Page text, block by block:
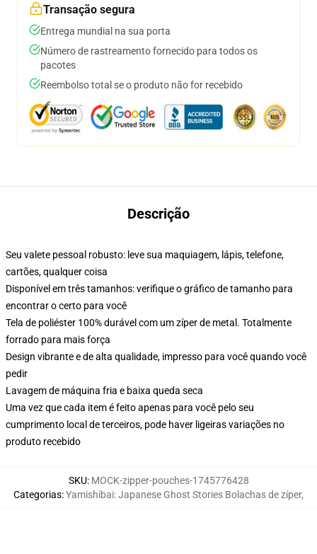
Transação segura
Entrega mundial na sua porta
Número de rastreamento fornecido para todos os
pacotes
Reembolso total se o produto não for recebido
Descrição
Seu valete pessoal robusto: leve sua maquiagem, lápis, telefone,
cartões, qualquer coisa
Disponível em três tamanhos: verifique o gráfico de tamanho para
encontrar o certo para você
Tela de poliéster 100% durável com um zíper de metal. Totalmente
forrado para mais força
Design vibrante e de alta qualidade, impresso para você quando você
pedir
Lavagem de máquina fria e baixa queda seca
Uma vez que cada item é feito apenas para você pelo seu
cumprimento local de terceiros, pode haver ligeiras variações no
produto recebido
SKU: MOCK-zipper-pouches-1745776428
Categorias:Yamishibai: Japanese Ghost Stories Bolachas de zíper,